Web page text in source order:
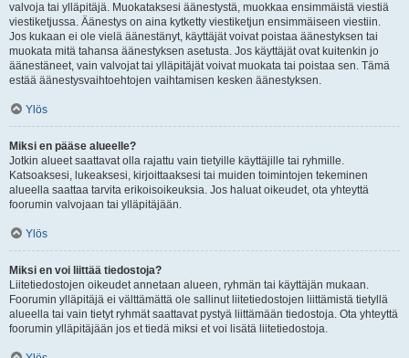
valvoja tai ylläpitäjä. Muokataksesi äänestystä, muokkaa ensimmäistä viestiä
viestiketjussa. Äänestys on aina kytketty viestiketjun ensimmäiseen viestiin.
Jos kukaan ei ole vielä äänestänyt, käyttäjät voivat poistaa äänestyksen tai
muokata mitä tahansa äänestyksen asetusta. Jos käyttäjät ovat kuitenkin jo
äänestäneet, vain valvojat tai ylläpitäjät voivat muokata tai poistaa sen. Tämä
estää äänestysvaihtoehtojen vaihtamisen kesken äänestyksen.
Ylös
Miksi en pääse alueelle?
Jotkin alueet saattavat olla rajattu vain tietyille käyttäjille tai ryhmille.
Katsoaksesi, lukeaksesi, kirjoittaaksesi tai muiden toimintojen tekeminen
alueella saattaa tarvita erikoisoikeuksia. Jos haluat oikeudet, ota yhteyttä
foorumin valvojaan tai ylläpitäjään.
Ylös
Miksi en voi liittää tiedostoja?
Liitetiedostojen oikeudet annetaan alueen, ryhmän tai käyttäjän mukaan.
Foorumin ylläpitäjä ei välttämättä ole sallinut liitetiedostojen liittämistä tietyllä
alueella tai vain tietyt ryhmät saattavat pystyä liittämään tiedostoja. Ota yhteyttä
foorumin ylläpitäjään jos et tiedä miksi et voi lisätä liitetiedostoja.